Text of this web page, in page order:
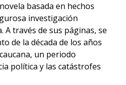
basada en hechos
investigación
A través de sus páginas, se
de la década de los años
un periodo
política y las catástrofes